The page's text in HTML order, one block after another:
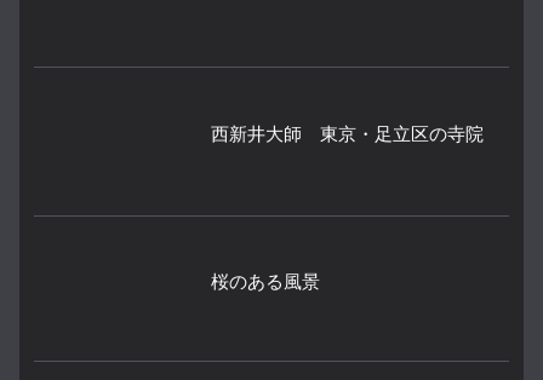
西新井大師 東京・足立区の寺院
桜のある風景